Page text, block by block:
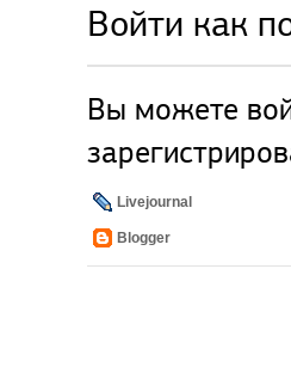
Войти как
Вы можете
Livejournal
Blogger